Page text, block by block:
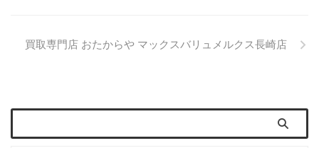
買取専門店 おたからや マックスバリュメルクス長崎店